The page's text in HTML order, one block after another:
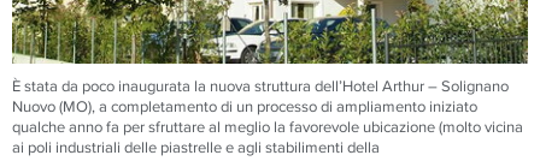
È stata da poco inaugurata la nuova struttura dell’Hotel Arthur – Solignano
Nuovo (MO), a completamento di un processo di ampliamento iniziato
qualche anno fa per sfruttare al meglio la favorevole ubicazione (molto vicina
ai poli industriali delle piastrelle e agli stabilimenti della